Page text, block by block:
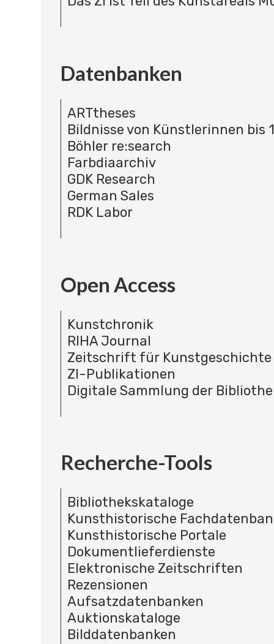
Datenbanken
ARTtheses
Bildnisse von Künstlerinnen bis
Böhler re:search
Farbdiaarchiv
GDK Research
German Sales
RDK Labor
Open Access
Kunstchronik
RIHA Journal
Zeitschrift für Kunstgeschichte
ZI-Publikationen
Digitale Sammlung der
Recherche-Tools
Bibliothekskataloge
Kunsthistorische
Kunsthistorische Portale
Dokumentlieferdienste
Elektronische Zeitschriften
Rezensionen
Aufsatzdatenbanken
Auktionskataloge
Bilddatenbanken